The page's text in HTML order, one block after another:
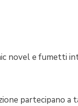
novel e fumetti
partecipano a